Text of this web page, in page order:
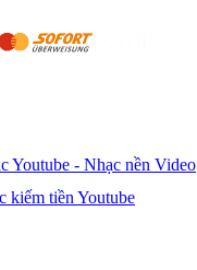
Youtube - Nhạc nền Video
kiếm tiền Youtube